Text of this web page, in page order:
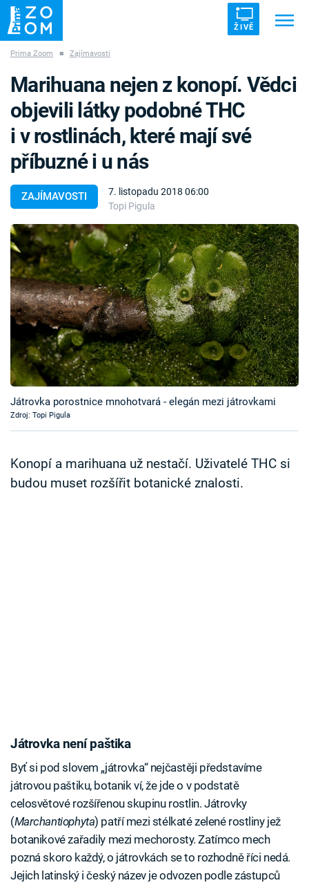
ŽIVĚ
ZÁHADY VETŘELCI DÁVNOVĚKU
Témata
Témata
Pořady
TV Program
Časopis
Sledujte prima+
Přihlášení
Prima Zoom ■ Zajímavosti
ZAJÍMAVOSTI
7. listopadu 2018 06:00
Topi Pigula
Marihuana nejen z konopí. Vědci
objevili látky podobné THC
i v rostlinách, které mají své
příbuzné i u nás
Játrovka porostnice mnohotvará - elegán mezi játrovkami
Zdroj: Topi Pigula
Konopí a marihuana už nestačí. Uživatelé THC si
budou muset rozšířit botanické znalosti.
Játrovka není paštika
Byť si pod slovem „játrovka“ nejčastěji představíme
játrovou paštiku, botanik ví, že jde o v podstatě
celosvětové rozšířenou skupinu rostlin. Játrovky
(Marchantiophyta) patří mezi stélkaté zelené rostliny jež
botanikové zařadily mezi mechorosty. Zatímco mech
pozná skoro každý, o játrovkách se to rozhodně říci nedá.
Jejich latinský i český název je odvozen podle zástupců